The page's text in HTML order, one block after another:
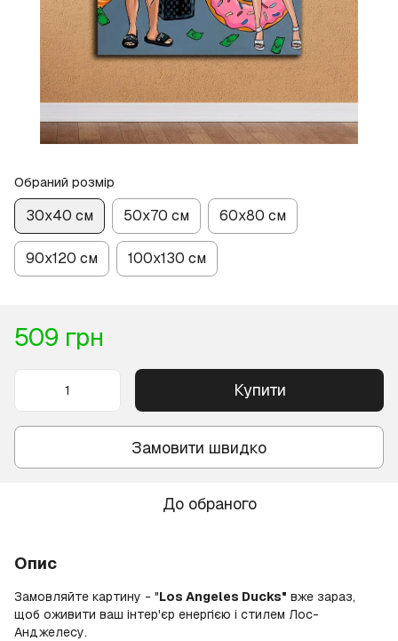
Обраний розмір
30х40 см 50х70 см 60х80 см
90х120 см 100х130 см
509 грн
Купити
Замовити швидко
До обраного
Опис
Замовляйте картину - "Los Angeles Ducks" вже зараз,
щоб оживити ваш інтер'єр енергією і стилем Лос-
Анджелесу.